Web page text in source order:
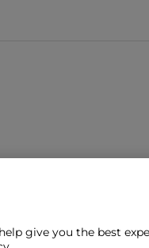
give you the best